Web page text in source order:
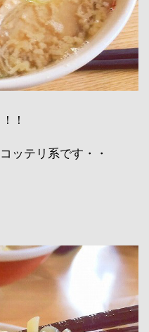
！
ッテリ系です・・